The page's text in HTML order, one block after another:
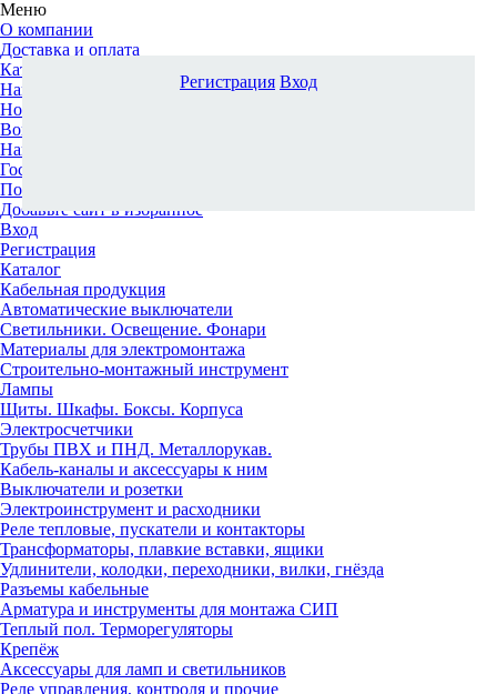
Меню
О компании
Доставка и оплата
Каталог
Наши офисы
Новости и новинки
Вопрос-ответ
Наша команда
Гос. заказчикам
Поставщикам
Добавьте сайт в избранное
Вход
Регистрация
Каталог
Кабельная продукция
Автоматические выключатели
Светильники. Освещение. Фонари
Материалы для электромонтажа
Строительно-монтажный инструмент
Лампы
Щиты. Шкафы. Боксы. Корпуса
Электросчетчики
Трубы ПВХ и ПНД. Металлорукав.
Кабель-каналы и аксессуары к ним
Выключатели и розетки
Электроинструмент и расходники
Реле тепловые, пускатели и контакторы
Трансформаторы, плавкие вставки, ящики
Удлинители, колодки, переходники, вилки, гнёзда
Разъемы кабельные
Арматура и инструменты для монтажа СИП
Теплый пол. Терморегуляторы
Крепёж
Аксессуары для ламп и светильников
Реле управления, контроля и прочие
Регистрация Вход